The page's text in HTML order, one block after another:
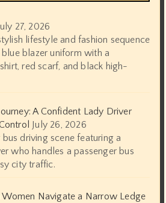
27, 2026
lifestyle and fashion sequence
blazer uniform with a
red scarf, and black high-
A Confident Lady Driver
July 26, 2026
driving scene featuring a
who handles a passenger bus
city traffic.
Navigate a Narrow Ledge